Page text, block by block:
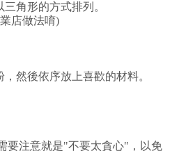
角形的方式排列。
店做法唷)
然後依序放上喜歡的材料。
要注意就是"不要太貪心"，以免